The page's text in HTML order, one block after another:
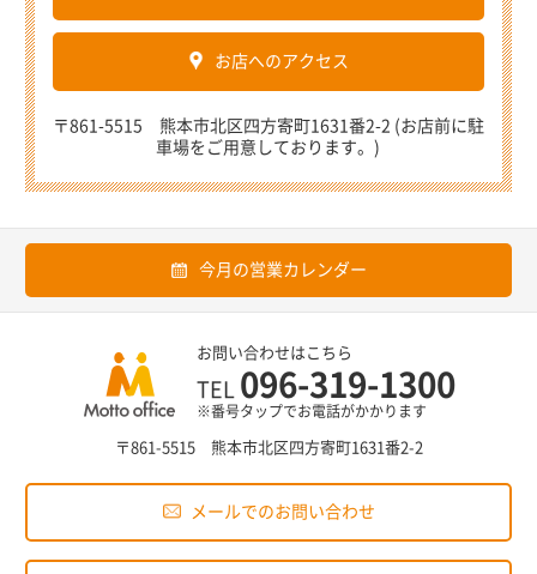
お店へのアクセス
〒861-5515 熊本市北区四方寄町1631番2-2 (お店前に駐
車場をご用意しております。)
今月の営業カレンダー
お問い合わせはこちら
TEL 096-319-1300
※番号タップでお電話がかかります
〒861-5515 熊本市北区四方寄町1631番2-2
メールでのお問い合わせ